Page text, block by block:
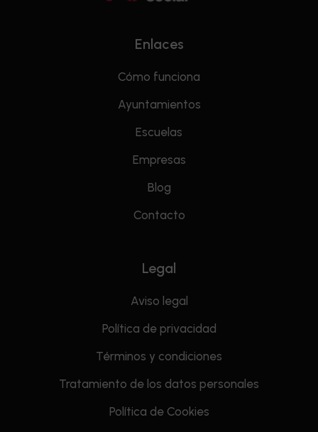
Enlaces
Cómo funciona
Ayuntamientos
Escuelas
Empresas
Blog
Contacto
Legal
Aviso legal
Política de privacidad
Términos y condiciones
Tratamiento de los datos personales
Política de Cookies